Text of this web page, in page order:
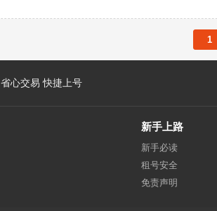
1
省心交易 快捷上号
新手上路
新手必读
租号安全
免责声明